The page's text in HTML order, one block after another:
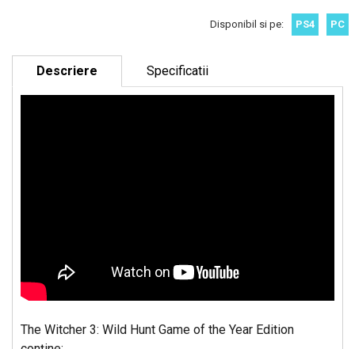
Disponibil si pe: PS4 PC
Descriere Specificatii
The Witcher 3: Wild Hunt Game of the Year Edition